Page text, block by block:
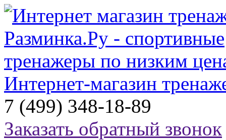
Интернет-магазин
7 (499) 348-18-89
Заказать обратный звонок